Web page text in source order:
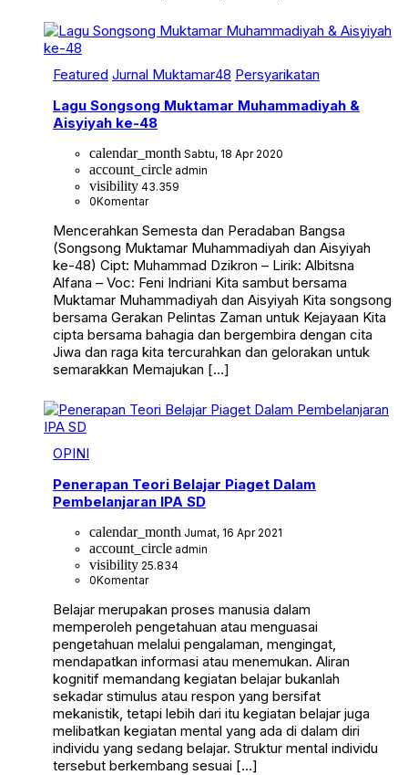
Featured Jurnal Muktamar48 Persyarikatan
Lagu Songsong Muktamar Muhammadiyah &
Aisyiyah ke-48
calendar_month Sabtu, 18 Apr 2020
account_circle admin
visibility 43.359
0Komentar
Mencerahkan Semesta dan Peradaban Bangsa
(Songsong Muktamar Muhammadiyah dan Aisyiyah
ke-48) Cipt: Muhammad Dzikron – Lirik: Albitsna
Alfana – Voc: Feni Indriani Kita sambut bersama
Muktamar Muhammadiyah dan Aisyiyah Kita songsong
bersama Gerakan Pelintas Zaman untuk Kejayaan Kita
cipta bersama bahagia dan bergembira dengan cita
Jiwa dan raga kita tercurahkan dan gelorakan untuk
semarakkan Memajukan […]
OPINI
Penerapan Teori Belajar Piaget Dalam
Pembelanjaran IPA SD
calendar_month Jumat, 16 Apr 2021
account_circle admin
visibility 25.834
0Komentar
Belajar merupakan proses manusia dalam
memperoleh pengetahuan atau menguasai
pengetahuan melalui pengalaman, mengingat,
mendapatkan informasi atau menemukan. Aliran
kognitif memandang kegiatan belajar bukanlah
sekadar stimulus atau respon yang bersifat
mekanistik, tetapi lebih dari itu kegiatan belajar juga
melibatkan kegiatan mental yang ada di dalam diri
individu yang sedang belajar. Struktur mental individu
tersebut berkembang sesuai […]